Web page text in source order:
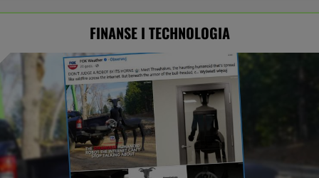
FINANSE I TECHNOLOGIA